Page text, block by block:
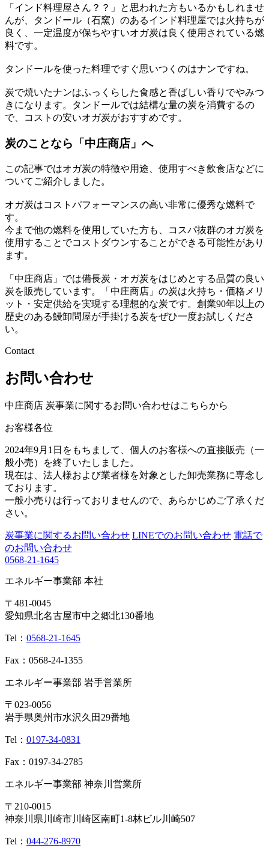
「インド料理屋さん？？」と思われた方もいるかもしれませ
んが、タンドール（石窯）のあるインド料理屋では火持ちが
良く、一定温度が保ちやすいオガ炭は良く使用されている燃
料です。
タンドールを使った料理ですぐ思いつくのはナンですね。
炭で焼いたナンはふっくらした食感と香ばしい香りでやみつ
きになります。タンドールでは結構な量の炭を消費するの
で、コストの安いオガ炭がおすすめです。
炭のことなら「中庄商店」へ
この記事ではオガ炭の特徴や用途、使用すべき飲食店などに
ついてご紹介しました。
オガ炭はコストパフォーマンスの高い非常に優秀な燃料で
す。
今まで他の燃料を使用していた方も、コスパ抜群のオガ炭を
使用することでコストダウンすることができる可能性があり
ます。
「中庄商店」では備長炭・オガ炭をはじめとする品質の良い
炭を販売しています。「中庄商店」の炭は火持ち・価格メリ
ット・安定供給を実現する理想的な炭です。創業90年以上の
歴史のある鰻卸問屋が手掛ける炭をぜひ一度お試しくださ
い。
Contact
お問い合わせ
中庄商店 炭事業に関するお問い合わせはこちらから
お客様各位
2024年9月1日をもちまして、個人のお客様への直接販売（一
般小売）を終了いたしました。
現在は、法人様および業者様を対象とした卸売業務に専念し
ております。
一般小売りは行っておりませんので、あらかじめご了承くだ
さい。
炭事業に関するお問い合わせ LINEでのお問い合わせ 電話で
のお問い合わせ
0568-21-1645
エネルギー事業部 本社
〒481-0045
愛知県北名古屋市中之郷北130番地
Tel： 0568-21-1645
Fax：0568-24-1355
エネルギー事業部 岩手営業所
〒023-0056
岩手県奥州市水沢久田29番地
Tel： 0197-34-0831
Fax：0197-34-2785
エネルギー事業部 神奈川営業所
〒210-0015
神奈川県川崎市川崎区南町1-8林ビル川崎507
Tel： 044-276-8970